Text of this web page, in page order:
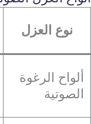
نوع العزل
ألواح الرغوة
الصوتية